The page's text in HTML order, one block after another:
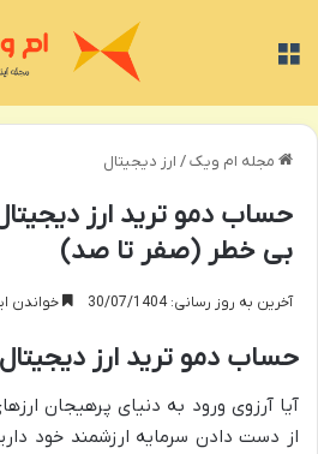
مجله ام ویک/ ارز دیجیتال
حساب دمو ترید ارز
بی خطر (صفر تا صد)
آخرین به روز رسانی: 30/07/1404 خواندن این مطلب
حساب دمو ترید ارز دیجیتال
آیا آرزوی ورود به دنیای پرهیجان
از دست دادن سرمایه ارزشمند خود